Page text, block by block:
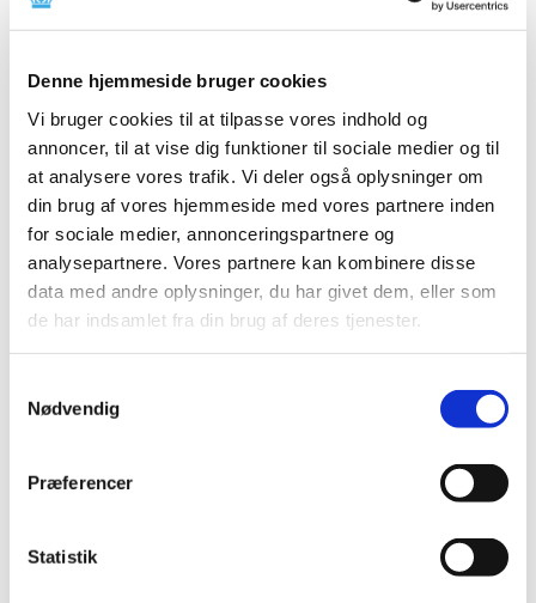
Denne hjemmeside bruger cookies
Vi bruger cookies til at tilpasse vores indhold og
annoncer, til at vise dig funktioner til sociale medier og til
at analysere vores trafik. Vi deler også oplysninger om
din brug af vores hjemmeside med vores partnere inden
for sociale medier, annonceringspartnere og
analysepartnere. Vores partnere kan kombinere disse
data med andre oplysninger, du har givet dem, eller som
de har indsamlet fra din brug af deres tjenester.
Nødvendig
Præferencer
Statistik
2022 (197)
2020 (263)
2018 (150)
2017 (167)
2016 (167)
2015 (33)
2014 (44)
2010 (7)
juni (1)
marts (2)